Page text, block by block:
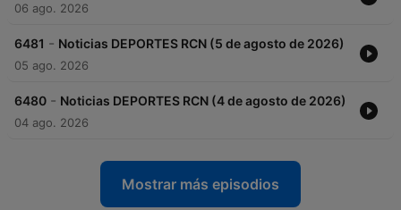
06 ago. 2026
6481 - Noticias DEPORTES RCN (5 de agosto de 2026)
05 ago. 2026
6480 - Noticias DEPORTES RCN (4 de agosto de 2026)
04 ago. 2026
Mostrar más episodios